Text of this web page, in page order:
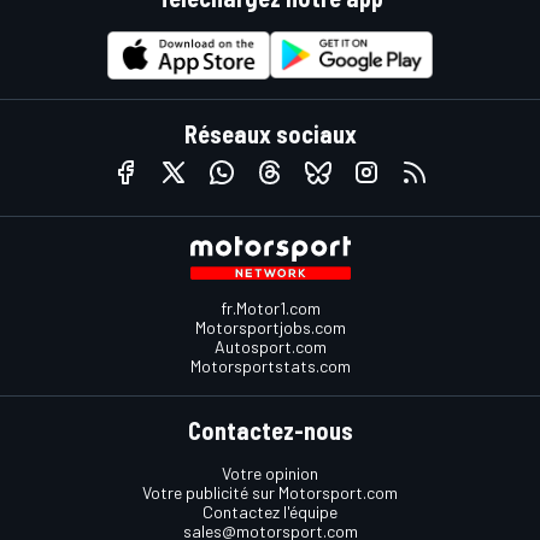
Réseaux sociaux
fr.Motor1.com
Motorsportjobs.com
Autosport.com
Motorsportstats.com
Contactez-nous
Votre opinion
Votre publicité sur Motorsport.com
Contactez l'équipe
sales@motorsport.com